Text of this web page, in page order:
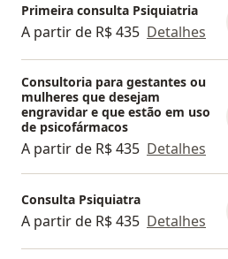
Primeira consulta Psiquiatria
A partir de R$ 435 Detalhes
Consultoria para gestantes ou
mulheres que desejam
engravidar e que estão em uso
de psicofármacos
A partir de R$ 435 Detalhes
Consulta Psiquiatra
A partir de R$ 435 Detalhes